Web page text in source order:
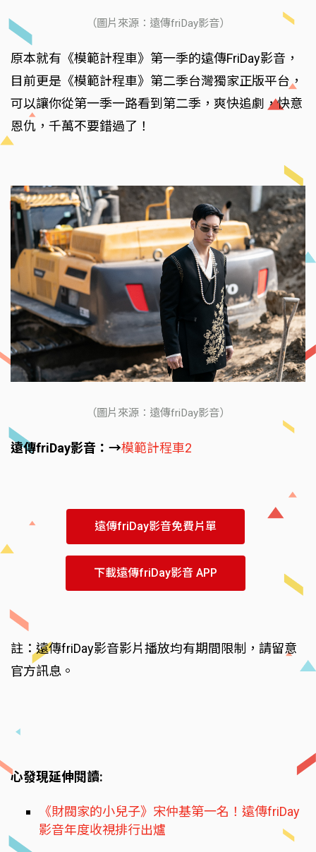
（圖片來源：遠傳friDay影音）
原本就有《模範計程車》第一季的遠傳FriDay影音，
目前更是《模範計程車》第二季台灣獨家正版平台，
可以讓你從第一季一路看到第二季，爽快追劇，快意
恩仇，千萬不要錯過了！
（圖片來源：遠傳friDay影音）
遠傳friDay影音：→模範計程車2
遠傳friDay影音免費片單
下載遠傳friDay影音 APP
註：遠傳friDay影音影片播放均有期間限制，請留意
官方訊息。
心發現延伸閱讀:
《財閥家的小兒子》宋仲基第一名！遠傳friDay
影音年度收視排行出爐